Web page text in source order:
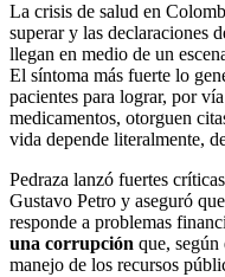
La crisis de salud en
superar y las declaraciones
llegan en medio de un
El síntoma más fuerte lo
pacientes para lograr, por
medicamentos, otorguen
vida depende literalmente,
Pedraza lanzó fuertes
Gustavo Petro y aseguró
responde a problemas
una corrupción que,
manejo de los recursos